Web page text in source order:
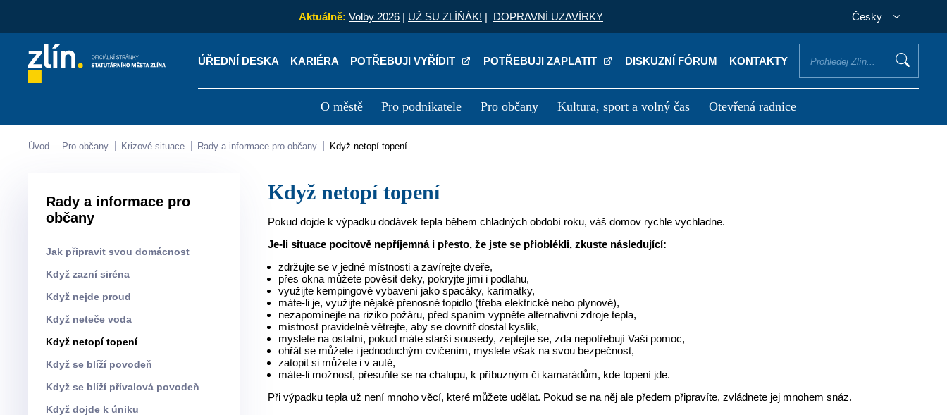
Aktuálně: Volby 2026 | UŽ SU ZLÍŇÁK! | DOPRAVNÍ UZAVÍRKY Česky
ÚŘEDNÍ DESKA KARIÉRA POTŘEBUJI VYŘÍDIT POTŘEBUJI ZAPLATIT DISKUZNÍ FÓRUM KONTAKTY
O městě Pro podnikatele Pro občany Kultura, sport a volný čas Otevřená radnice
Kontakty Úřední deska
Úvod Pro občany Krizové situace Rady a informace pro občany Když netopí topení
Rady a informace pro
občany
Jak připravit svou domácnost
Když zazní siréna
Když nejde proud
Když neteče voda
Když netopí topení
Když se blíží povodeň
Když se blíží přívalová povodeň
Když dojde k úniku
Když netopí topení
Pokud dojde k výpadku dodávek tepla během chladných období roku, váš domov rychle vychladne.
Je-li situace pocitově nepříjemná i přesto, že jste se přioblékli, zkuste následující:
zdržujte se v jedné místnosti a zavírejte dveře,
přes okna můžete pověsit deky, pokryjte jimi i podlahu,
využijte kempingové vybavení jako spacáky, karimatky,
máte-li je, využijte nějaké přenosné topidlo (třeba elektrické nebo plynové),
nezapomínejte na riziko požáru, před spaním vypněte alternativní zdroje tepla,
místnost pravidelně větrejte, aby se dovnitř dostal kyslík,
myslete na ostatní, pokud máte starší sousedy, zeptejte se, zda nepotřebují Vaši pomoc,
ohřát se můžete i jednoduchým cvičením, myslete však na svou bezpečnost,
zatopit si můžete i v autě,
máte-li možnost, přesuňte se na chalupu, k příbuzným či kamarádům, kde topení jde.
Při výpadku tepla už není mnoho věcí, které můžete udělat. Pokud se na něj ale předem připravíte, zvládnete jej mnohem snáz.